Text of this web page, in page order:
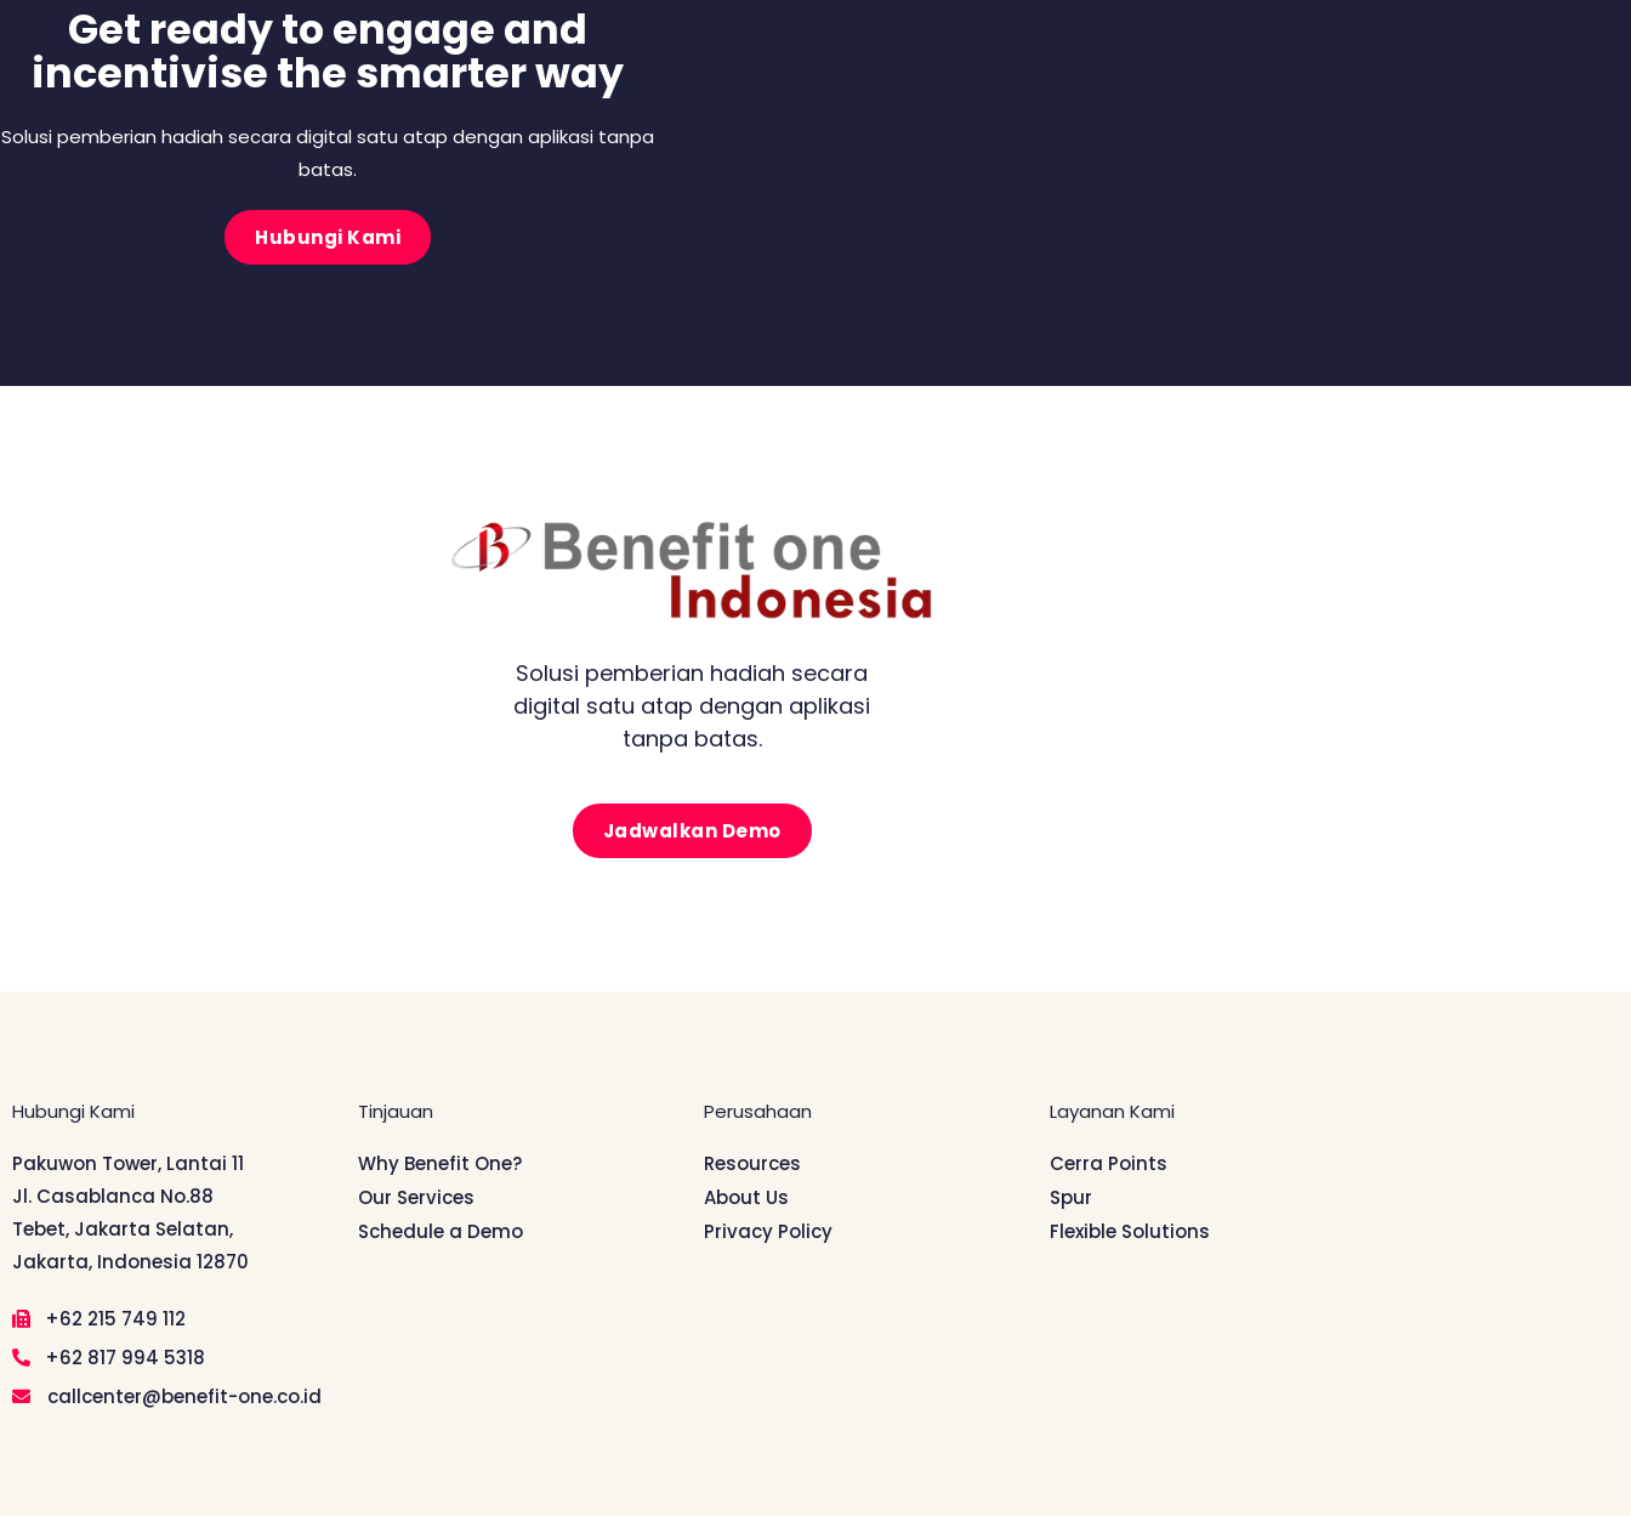
Get ready to engage and
incentivise the smarter way
Solusi pemberian hadiah secara digital satu atap dengan aplikasi tanpa
batas.
Hubungi Kami
Solusi pemberian hadiah secara
digital satu atap dengan aplikasi
tanpa batas.
Jadwalkan Demo
Hubungi Kami
Pakuwon Tower, Lantai 11
Jl. Casablanca No.88
Tebet, Jakarta Selatan,
Jakarta, Indonesia 12870
+62 215 749 112
+62 817 994 5318
callcenter@benefit-one.co.id
Tinjauan
Why Benefit One?
Our Services
Schedule a Demo
Perusahaan
Resources
About Us
Privacy Policy
Layanan Kami
Cerra Points
Spur
Flexible Solutions